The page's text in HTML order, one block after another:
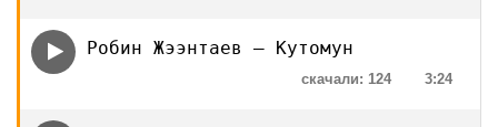
Робин Жээнтаев — Кутомун
3:24
скачали: 124